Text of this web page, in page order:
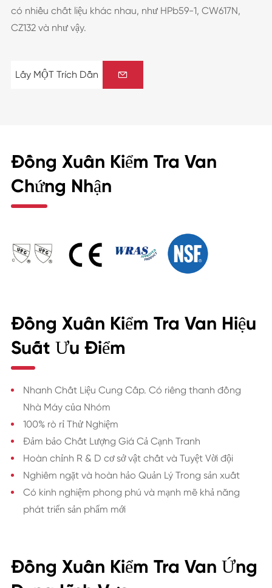
có nhiều chất liệu khác nhau, như HPb59-1, CW617N,
CZ132 và như vậy.
Lấy MỘT Trích Dẫn 
Đồng Xuân Kiểm Tra Van
Chứng Nhận
Đồng Xuân Kiểm Tra Van Hiệu
Suất Ưu Điểm
Nhanh Chất Liệu Cung Cấp. Có riêng thanh đồng
Nhà Máy của Nhóm
100% rò rỉ Thử Nghiệm
Đảm bảo Chất Lượng Giá Cả Cạnh Tranh
Hoàn chỉnh R & D cơ sở vật chất và Tuyệt Vời đội
Nghiêm ngặt và hoàn hảo Quản Lý Trong sản xuất
Có kinh nghiệm phong phú và mạnh mẽ khả năng
phát triển sản phẩm mới
Đồng Xuân Kiểm Tra Van Ứng